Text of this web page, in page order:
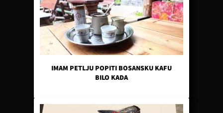
IMAM PETLJU POPITI BOSANSKU KAFU
BILO KADA